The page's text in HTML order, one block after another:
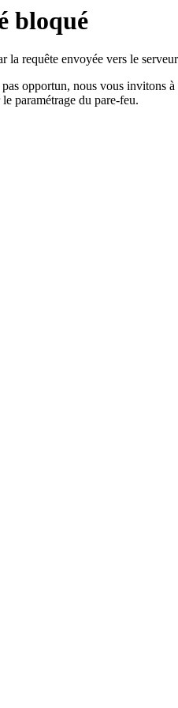
bloqué
requête envoyée vers le
opportun, nous vous invitons
paramétrage du pare-feu.